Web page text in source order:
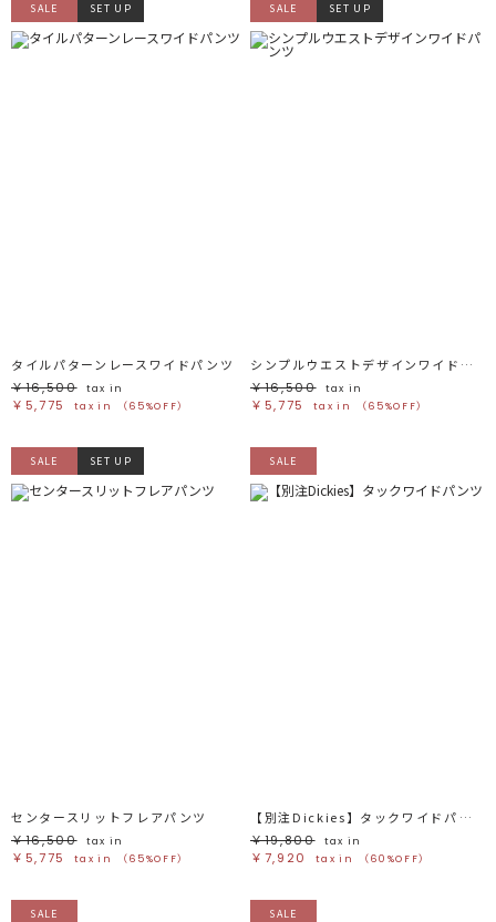
SALE SET UP
タイルパターンレースワイドパンツ
￥16,500
tax in
￥5,775 tax in （65%OFF）
SALE SET UP
シンプルウエストデザインワイドパンツ
￥16,500
tax in
￥5,775 tax in （65%OFF）
SALE SET UP
センタースリットフレアパンツ
￥16,500
tax in
￥5,775 tax in （65%OFF）
SALE
【別注Dickies】タックワイドパンツ
￥19,800
tax in
￥7,920 tax in （60%OFF）
SALE SALE